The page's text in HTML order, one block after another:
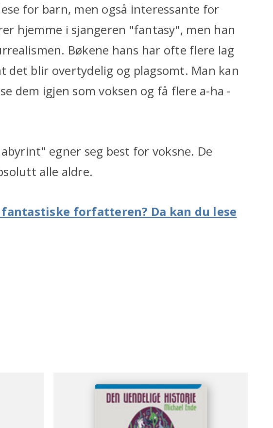
for barn, men også interessante for
hjemme i sjangeren "fantasy", men han
Bøkene hans har ofte flere lag
det blir overtydelig og plagsomt. Man kan
dem igjen som voksen og få flere a-ha -
egner seg best for voksne. De
alle aldre.
forfatteren? Da kan du lese